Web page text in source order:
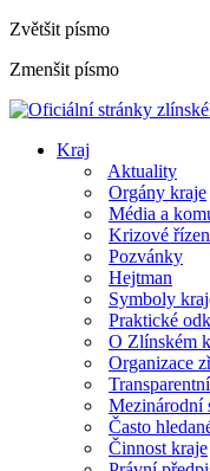
Zvětšit písmo
Zmenšit písmo
Kraj
Aktuality
Orgány kraje
Média a
Krizové
Pozvánky
Hejtman
Symboly
Praktické
O Zlínském
Organizace
Mezinárodní
Často
Činnost kraje